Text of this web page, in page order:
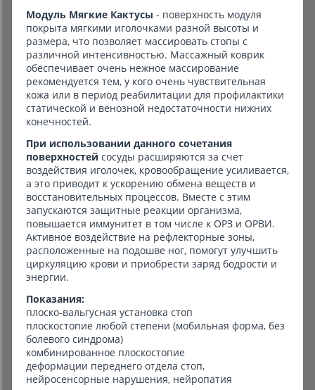
Модуль Мягкие Кактусы - поверхность модуля
покрыта мягкими иголочками разной высоты и
размера, что позволяет массировать стопы с
различной интенсивностью. Массажный коврик
обеспечивает очень нежное массирование
рекомендуется тем, у кого очень чувствительная
кожа или в период реабилитации для профилактики
статической и венозной недостаточности нижних
конечностей.
При использовании данного сочетания
поверхностей сосуды расширяются за счет
воздействия иголочек, кровообращение усиливается,
а это приводит к ускорению обмена веществ и
восстановительных процессов. Вместе с этим
запускаются защитные реакции организма,
повышается иммунитет в том числе к ОРЗ и ОРВИ.
Активное воздействие на рефлекторные зоны,
расположенные на подошве ног, помогут улучшить
циркуляцию крови и приобрести заряд бодрости и
энергии.
Показания:
плоско-вальгусная установка стоп
плоскостопие любой степени (мобильная форма, без
болевого синдрома)
комбинированное плоскостопие
деформации переднего отдела стоп,
нейросенсорные нарушения, нейропатия